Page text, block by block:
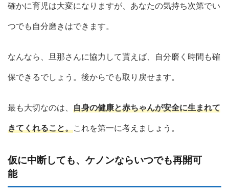
確かに育児は大変になりますが、あなたの気持ち次第でい
つでも自分磨きはできます。
なんなら、旦那さんに協力して貰えば、自分磨く時間も確
保できるでしょう。後からでも取り戻せます。
最も大切なのは、 自身の健康と赤ちゃんが安全に生まれて
きてくれること。これを第一に考えましょう。
仮に中断しても、ケノンならいつでも再開可
能